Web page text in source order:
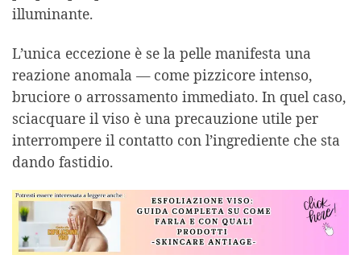
illuminante.
L’unica eccezione è se la pelle manifesta una
reazione anomala — come pizzicore intenso,
bruciore o arrossamento immediato. In quel caso,
sciacquare il viso è una precauzione utile per
interrompere il contatto con l’ingrediente che sta
dando fastidio.